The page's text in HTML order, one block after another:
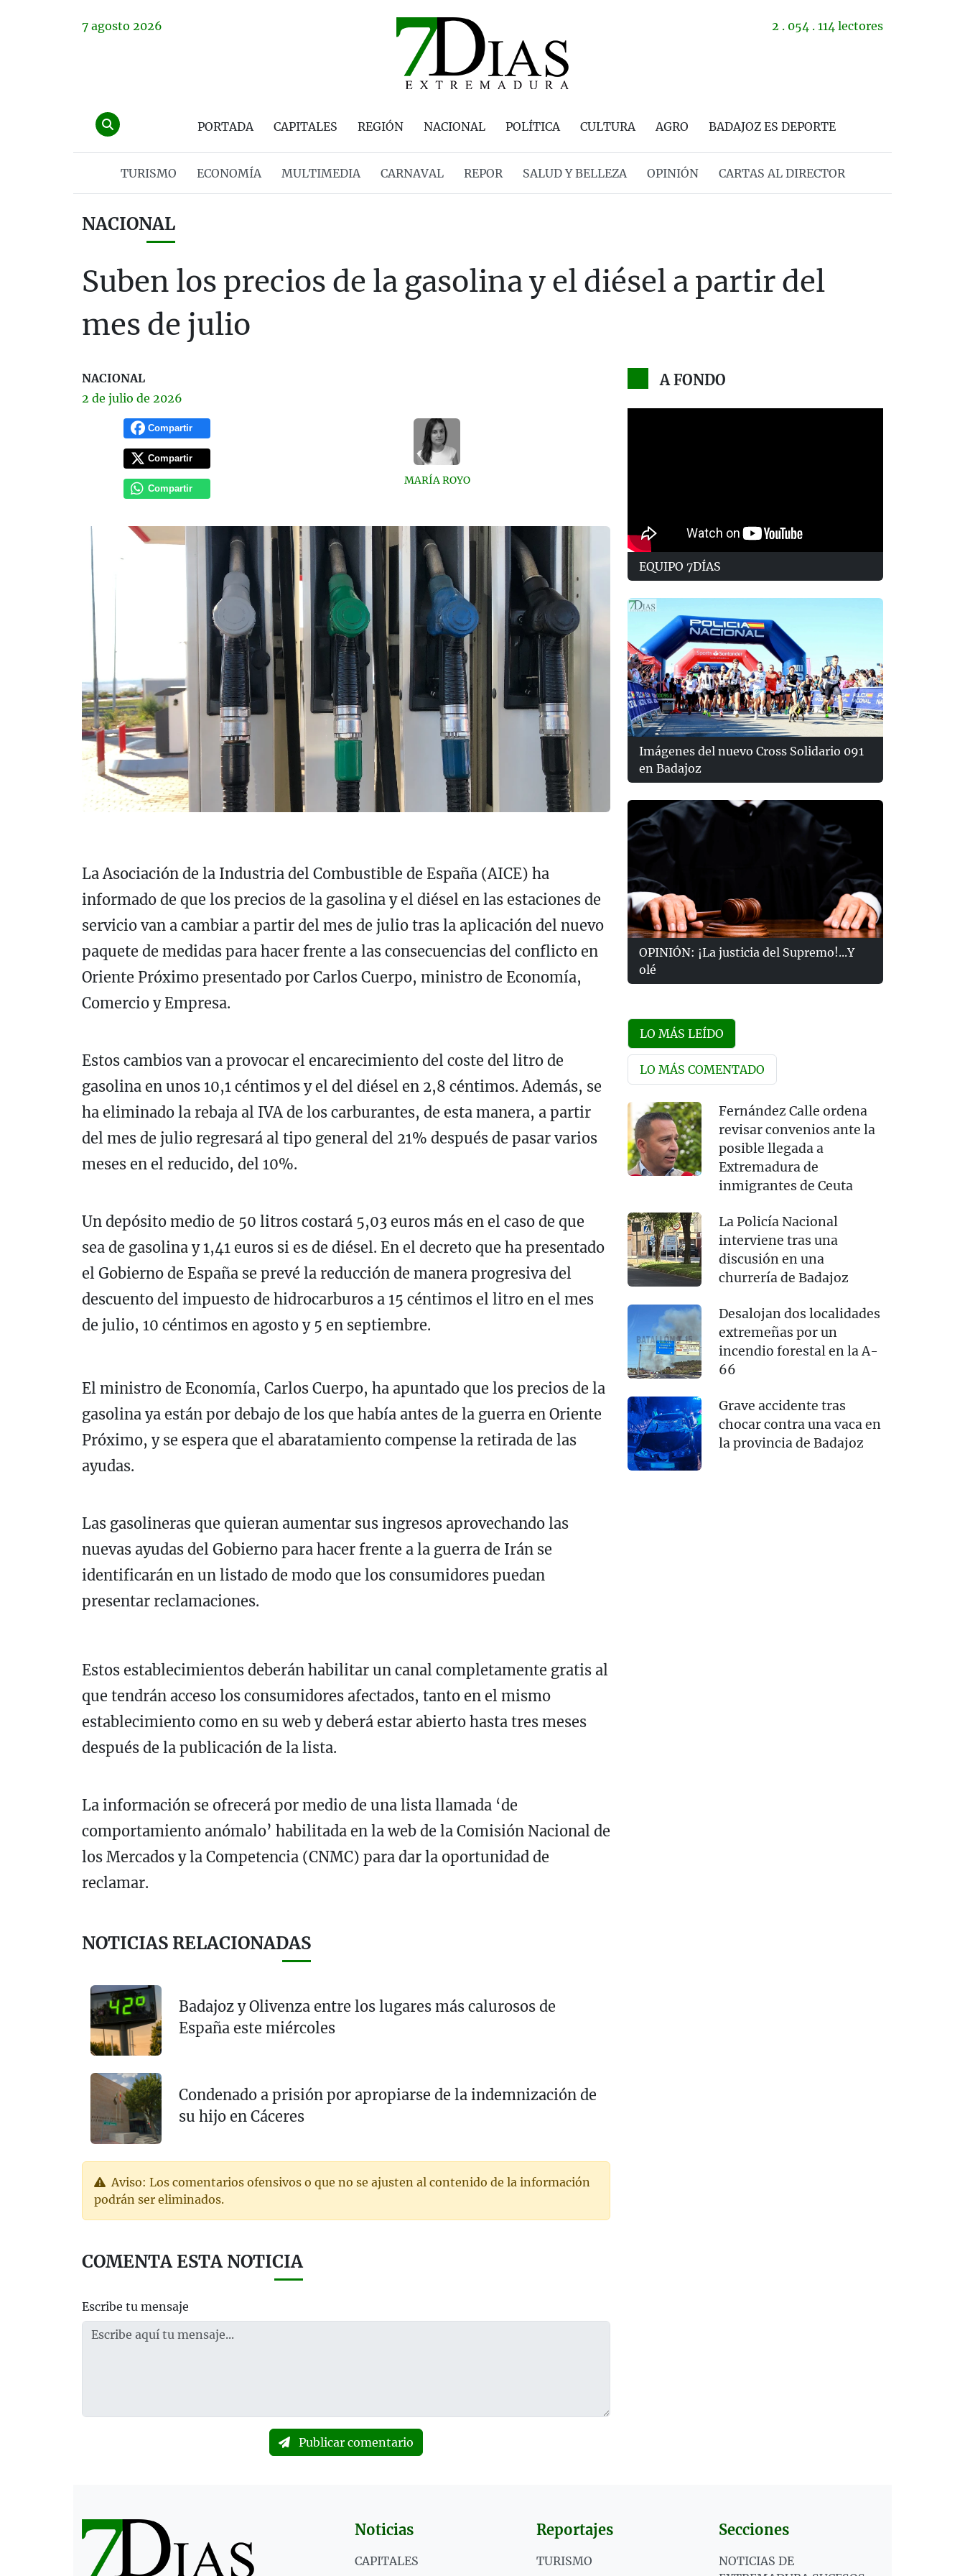
7 agosto 2026 2 . 054 . 114 lectores
PORTADA CAPITALES REGIÓN NACIONAL POLÍTICA CULTURA AGRO BADAJOZ ES DEPORTE
TURISMO ECONOMÍA MULTIMEDIA CARNAVAL REPOR SALUD Y BELLEZA OPINIÓN CARTAS AL DIRECTOR
NACIONAL
Suben los precios de la gasolina y el diésel a partir del
mes de julio
NACIONAL
2 de julio de 2026
Compartir
Compartir
Compartir
MARÍA ROYO
La Asociación de la Industria del Combustible de España (AICE) ha
informado de que los precios de la gasolina y el diésel en las estaciones de
servicio van a cambiar a partir del mes de julio tras la aplicación del nuevo
paquete de medidas para hacer frente a las consecuencias del conflicto en
Oriente Próximo presentado por Carlos Cuerpo, ministro de Economía,
Comercio y Empresa.
Estos cambios van a provocar el encarecimiento del coste del litro de
gasolina en unos 10,1 céntimos y el del diésel en 2,8 céntimos. Además, se
ha eliminado la rebaja al IVA de los carburantes, de esta manera, a partir
del mes de julio regresará al tipo general del 21% después de pasar varios
meses en el reducido, del 10%.
Un depósito medio de 50 litros costará 5,03 euros más en el caso de que
sea de gasolina y 1,41 euros si es de diésel. En el decreto que ha presentado
el Gobierno de España se prevé la reducción de manera progresiva del
descuento del impuesto de hidrocarburos a 15 céntimos el litro en el mes
de julio, 10 céntimos en agosto y 5 en septiembre.
El ministro de Economía, Carlos Cuerpo, ha apuntado que los precios de la
gasolina ya están por debajo de los que había antes de la guerra en Oriente
Próximo, y se espera que el abaratamiento compense la retirada de las
ayudas.
Las gasolineras que quieran aumentar sus ingresos aprovechando las
nuevas ayudas del Gobierno para hacer frente a la guerra de Irán se
identificarán en un listado de modo que los consumidores puedan
presentar reclamaciones.
Estos establecimientos deberán habilitar un canal completamente gratis al
que tendrán acceso los consumidores afectados, tanto en el mismo
establecimiento como en su web y deberá estar abierto hasta tres meses
después de la publicación de la lista.
La información se ofrecerá por medio de una lista llamada ‘de
comportamiento anómalo’ habilitada en la web de la Comisión Nacional de
los Mercados y la Competencia (CNMC) para dar la oportunidad de
reclamar.
NOTICIAS RELACIONADAS
Badajoz y Olivenza entre los lugares más calurosos de
España este miércoles
Condenado a prisión por apropiarse de la indemnización de
su hijo en Cáceres
Aviso: Los comentarios ofensivos o que no se ajusten al contenido de la información
podrán ser eliminados.
COMENTA ESTA NOTICIA
Escribe tu mensaje
Publicar comentario
A FONDO
EQUIPO 7DÍAS
Imágenes del nuevo Cross Solidario 091
en Badajoz
OPINIÓN: ¡La justicia del Supremo!...Y
olé
LO MÁS LEÍDO
LO MÁS COMENTADO
Fernández Calle ordena
revisar convenios ante la
posible llegada a
Extremadura de
inmigrantes de Ceuta
La Policía Nacional
interviene tras una
discusión en una
churrería de Badajoz
Desalojan dos localidades
extremeñas por un
incendio forestal en la A-
66
Grave accidente tras
chocar contra una vaca en
la provincia de Badajoz
Noticias
CAPITALES
Reportajes
TURISMO
Secciones
NOTICIAS DE